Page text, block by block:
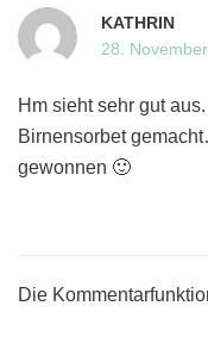
KATHRIN
28.
Hm sieht sehr gut
Birnensorbet
gewonnen 🙂
Die